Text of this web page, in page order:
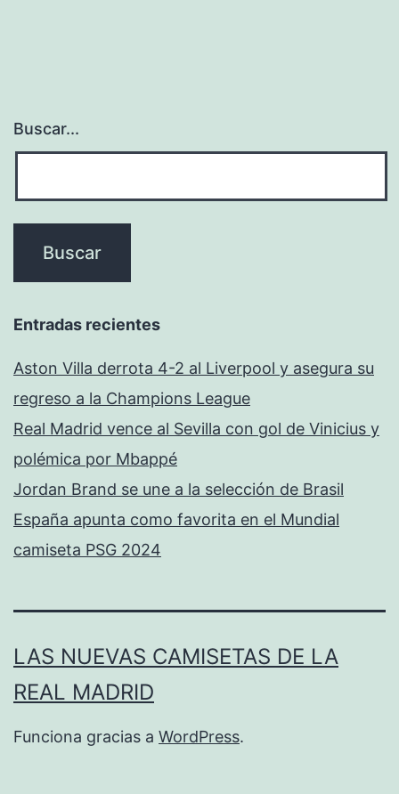
Buscar...
Entradas recientes
Aston Villa derrota 4-2 al Liverpool y asegura su
regreso a la Champions League
Real Madrid vence al Sevilla con gol de Vinicius y
polémica por Mbappé
Jordan Brand se une a la selección de Brasil
España apunta como favorita en el Mundial
camiseta PSG 2024
LAS NUEVAS CAMISETAS DE LA
REAL MADRID
Funciona gracias a WordPress.